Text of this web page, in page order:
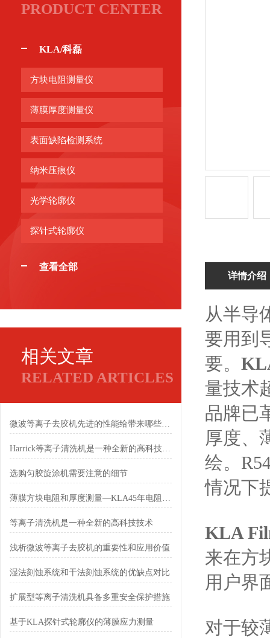
PRODUCT CENTER
KLA/科磊
方块电阻测量仪
薄膜厚度测量仪
表面缺陷检测系统
纳米压痕仪
光学轮廓仪
探针式轮廓仪
查看全部
相关文章
RELATED ARTICLES
微波等离子去胶机先进的性能给带来哪些好处
Harrick等离子清洗机是一种全新的高科技技术
选购匀胶旋涂机需要注意的细节
薄膜方块电阻和厚度测量—KLA45年电阻测量技术创新的桌面型解决方案
等离子清洗机是一种全新的高科技技术
浅析微波等离子去胶机的重要性和应用价值
湿法刻蚀系统和干法刻蚀系统的优缺点对比
扩展型等离子清洗机具备多重安全保护措施
基于KLA探针式轮廓仪的薄膜应力测量
详情介绍
从半导
要用到
要。
量技术
品牌已
厚度、
绘。
情况下
KLA
来在方
用户界
对于较